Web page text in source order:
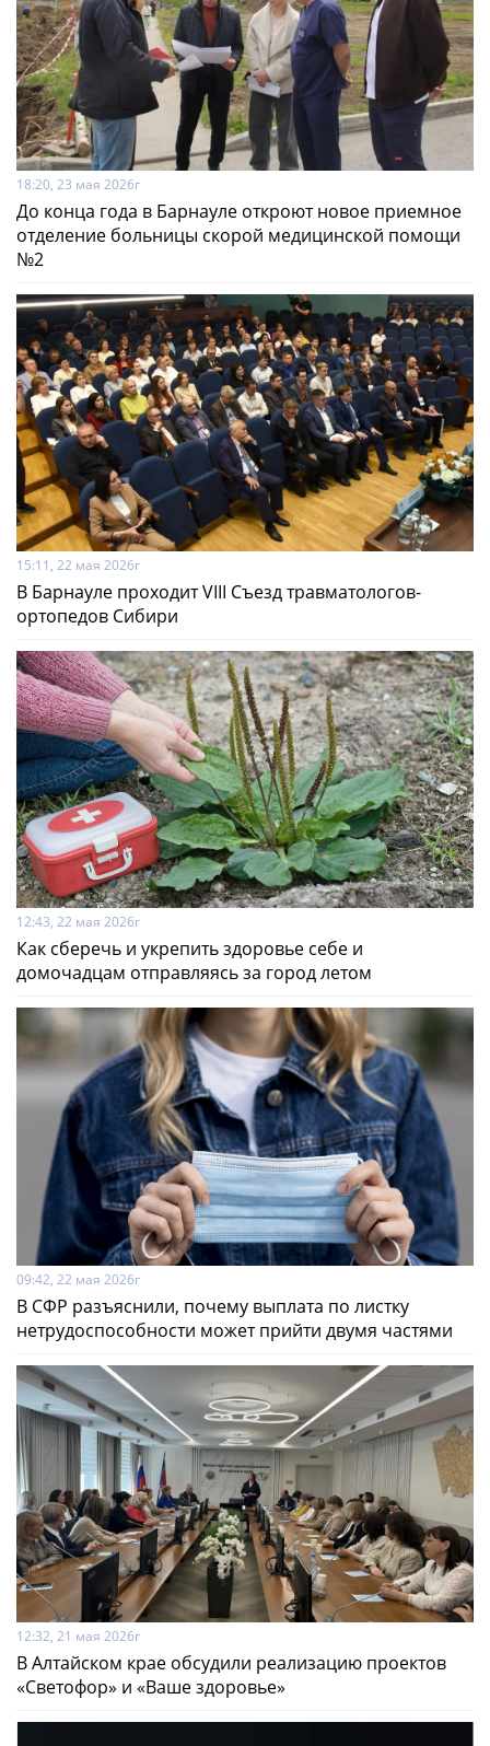
18:20, 23 мая 2026г
До конца года в Барнауле откроют новое приемное
отделение больницы скорой медицинской помощи
№2
15:11, 22 мая 2026г
В Барнауле проходит VIII Съезд травматологов-
ортопедов Сибири
12:43, 22 мая 2026г
Как сберечь и укрепить здоровье себе и
домочадцам отправляясь за город летом
09:42, 22 мая 2026г
В СФР разъяснили, почему выплата по листку
нетрудоспособности может прийти двумя частями
12:32, 21 мая 2026г
В Алтайском крае обсудили реализацию проектов
«Светофор» и «Ваше здоровье»